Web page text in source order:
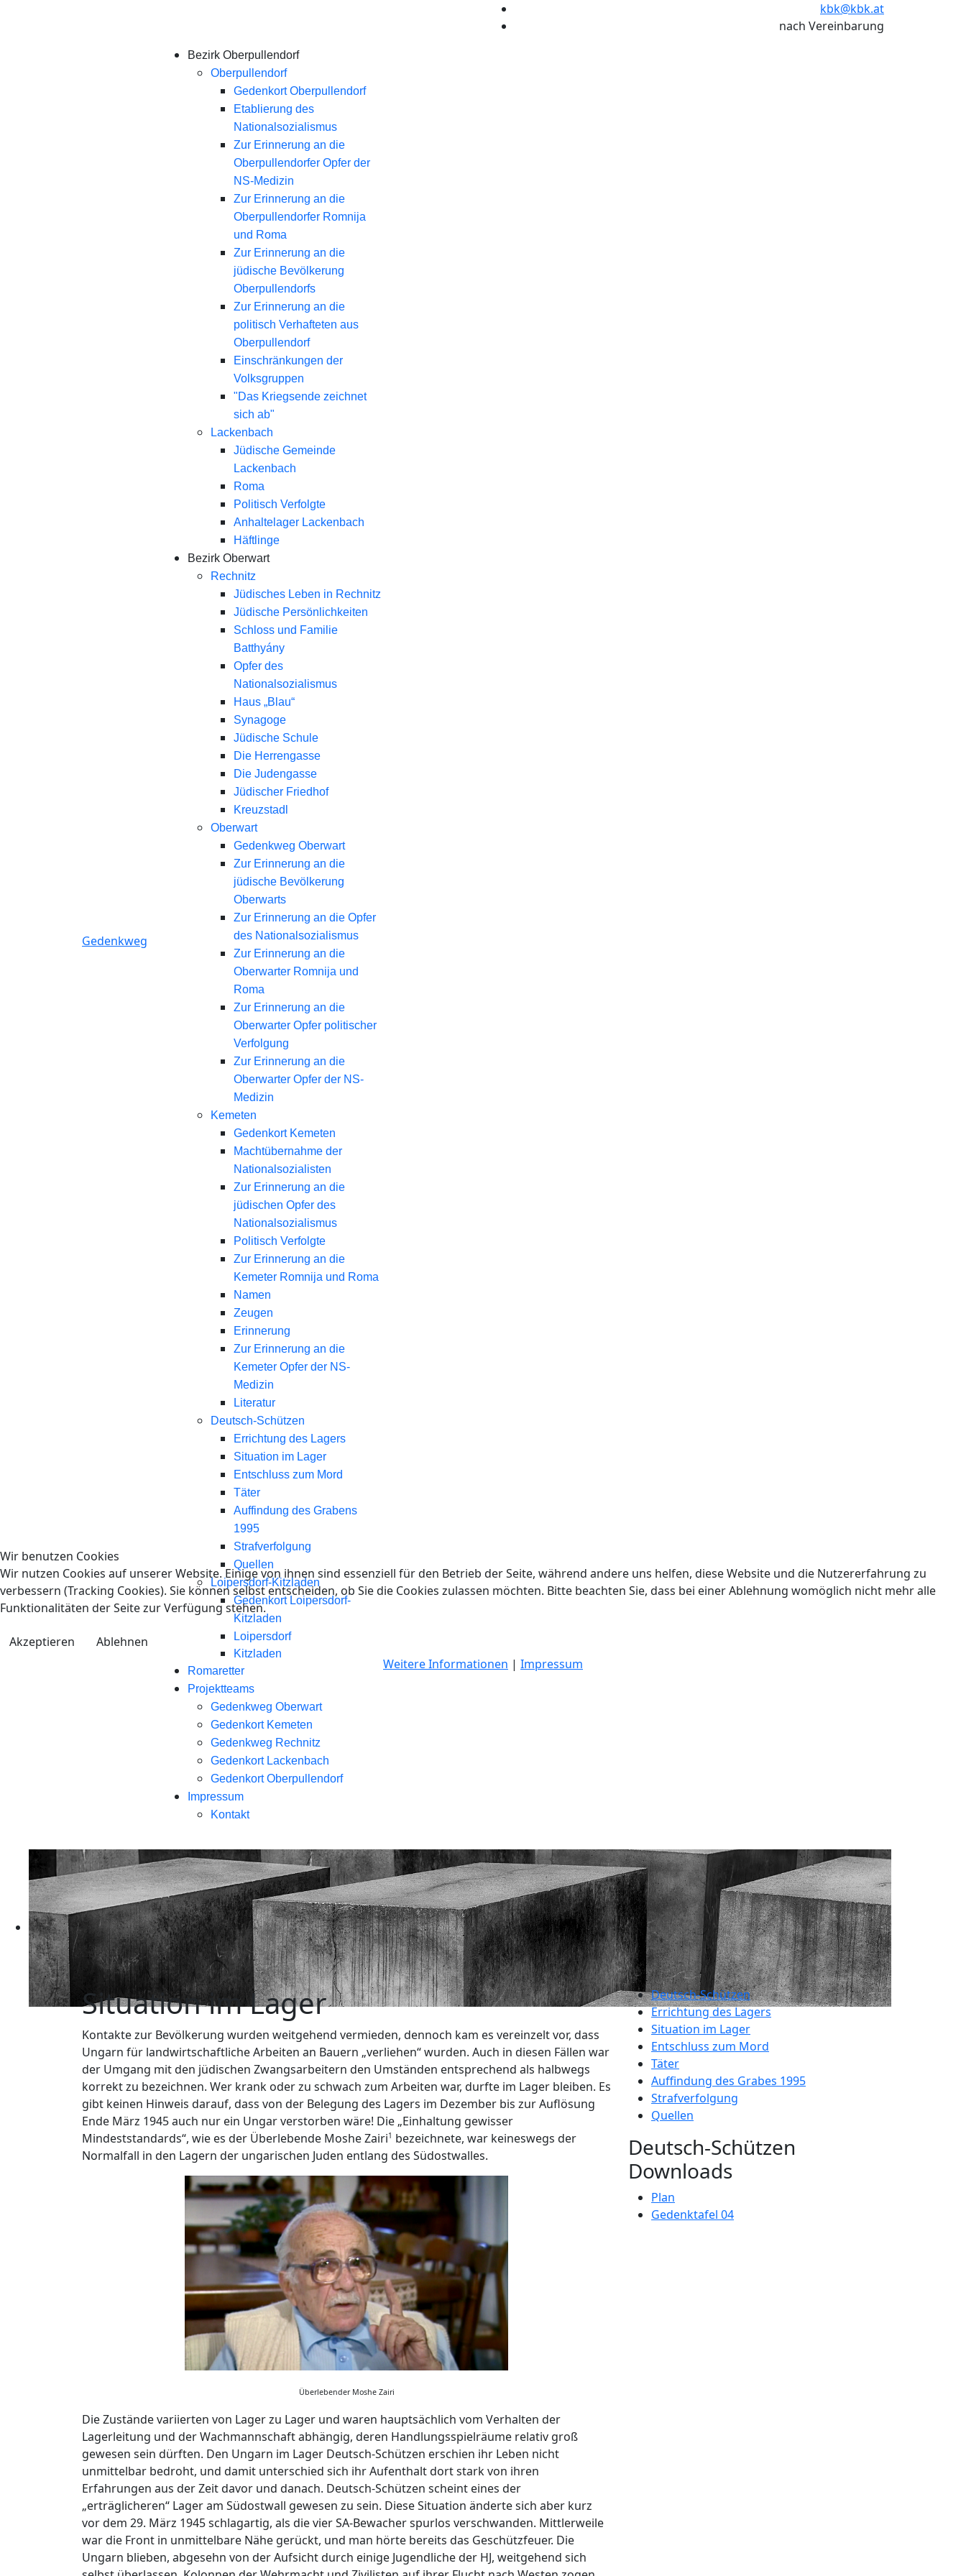
kbk@kbk.at
nach Vereinbarung
Gedenkweg
Bezirk Oberpullendorf
Oberpullendorf
Gedenkort Oberpullendorf
Etablierung des
Nationalsozialismus
Zur Erinnerung an die
Oberpullendorfer Opfer der
NS-Medizin
Zur Erinnerung an die
Oberpullendorfer Romnija
und Roma
Zur Erinnerung an die
jüdische Bevölkerung
Oberpullendorfs
Zur Erinnerung an die
politisch Verhafteten aus
Oberpullendorf
Einschränkungen der
Volksgruppen
"Das Kriegsende zeichnet
sich ab"
Lackenbach
Jüdische Gemeinde
Lackenbach
Roma
Politisch Verfolgte
Anhaltelager Lackenbach
Häftlinge
Bezirk Oberwart
Rechnitz
Jüdisches Leben in Rechnitz
Jüdische Persönlichkeiten
Schloss und Familie
Batthyány
Opfer des
Nationalsozialismus
Haus „Blau“
Synagoge
Jüdische Schule
Die Herrengasse
Die Judengasse
Jüdischer Friedhof
Kreuzstadl
Oberwart
Gedenkweg Oberwart
Zur Erinnerung an die
jüdische Bevölkerung
Oberwarts
Zur Erinnerung an die Opfer
des Nationalsozialismus
Zur Erinnerung an die
Oberwarter Romnija und
Roma
Zur Erinnerung an die
Oberwarter Opfer politischer
Verfolgung
Zur Erinnerung an die
Oberwarter Opfer der NS-
Medizin
Kemeten
Gedenkort Kemeten
Machtübernahme der
Nationalsozialisten
Zur Erinnerung an die
jüdischen Opfer des
Nationalsozialismus
Politisch Verfolgte
Zur Erinnerung an die
Kemeter Romnija und Roma
Namen
Zeugen
Erinnerung
Zur Erinnerung an die
Kemeter Opfer der NS-
Medizin
Literatur
Deutsch-Schützen
Errichtung des Lagers
Situation im Lager
Entschluss zum Mord
Täter
Auffindung des Grabens
1995
Strafverfolgung
Quellen
Loipersdorf-Kitzladen
Gedenkort Loipersdorf-
Kitzladen
Loipersdorf
Kitzladen
Romaretter
Projektteams
Gedenkweg Oberwart
Gedenkort Kemeten
Gedenkweg Rechnitz
Gedenkort Lackenbach
Gedenkort Oberpullendorf
Impressum
Kontakt
Situation im Lager
Kontakte zur Bevölkerung wurden weitgehend vermieden, dennoch kam es vereinzelt vor, dass
Ungarn für landwirtschaftliche Arbeiten an Bauern „verliehen“ wurden. Auch in diesen Fällen war
der Umgang mit den jüdischen Zwangsarbeitern den Umständen entsprechend als halbwegs
korrekt zu bezeichnen. Wer krank oder zu schwach zum Arbeiten war, durfte im Lager bleiben. Es
gibt keinen Hinweis darauf, dass von der Belegung des Lagers im Dezember bis zur Auflösung
Ende März 1945 auch nur ein Ungar verstorben wäre! Die „Einhaltung gewisser
Mindeststandards“, wie es der Überlebende Moshe Zairi1 bezeichnete, war keineswegs der
Normalfall in den Lagern der ungarischen Juden entlang des Südostwalles.
Überlebender Moshe Zairi
Die Zustände variierten von Lager zu Lager und waren hauptsächlich vom Verhalten der
Lagerleitung und der Wachmannschaft abhängig, deren Handlungsspielräume relativ groß
gewesen sein dürften. Den Ungarn im Lager Deutsch-Schützen erschien ihr Leben nicht
unmittelbar bedroht, und damit unterschied sich ihr Aufenthalt dort stark von ihren
Erfahrungen aus der Zeit davor und danach. Deutsch-Schützen scheint eines der
„erträglicheren“ Lager am Südostwall gewesen zu sein. Diese Situation änderte sich aber kurz
vor dem 29. März 1945 schlagartig, als die vier SA-Bewacher spurlos verschwanden. Mittlerweile
war die Front in unmittelbare Nähe gerückt, und man hörte bereits das Geschützfeuer. Die
Ungarn blieben, abgesehn von der Aufsicht durch einige Jugendliche der HJ, weitgehend sich
Deutsch-Schützen
Errichtung des Lagers
Situation im Lager
Entschluss zum Mord
Täter
Auffindung des Grabes 1995
Strafverfolgung
Quellen
Deutsch-Schützen
Downloads
Plan
Gedenktafel 04
Wir benutzen Cookies
Wir nutzen Cookies auf unserer Website. Einige von ihnen sind essenziell für den Betrieb der Seite, während andere uns helfen, diese Website und die Nutzererfahrung zu
verbessern (Tracking Cookies). Sie können selbst entscheiden, ob Sie die Cookies zulassen möchten. Bitte beachten Sie, dass bei einer Ablehnung womöglich nicht mehr alle
Funktionalitäten der Seite zur Verfügung stehen.
Akzeptieren
Ablehnen
Weitere Informationen | Impressum